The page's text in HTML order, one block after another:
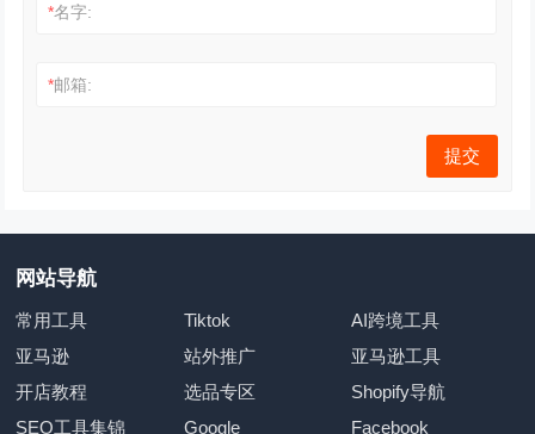
*名字:
*邮箱:
网站导航
常用工具 Tiktok
AI跨境工具
亚马逊
站外推广
亚马逊工具
开店教程
选品专区
Shopify导航
SEO工具集锦
Google
Facebook